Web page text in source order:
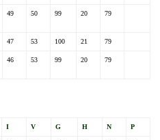
49 50 99 20 79
47 53 100 21 79
46 53 99 20 79
I V G H N P